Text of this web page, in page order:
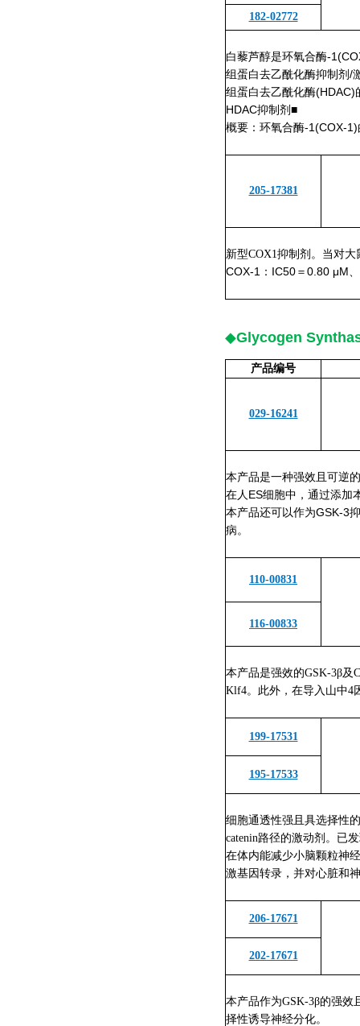
182-02772
白藜芦醇是环氧合酶-
组蛋白去乙酰化酶抑制剂/
组蛋白去乙酰化酶
HDAC抑制剂■
概要：环氧合酶-1(COX-
205-17381
新型COX1抑制剂。当对
COX-1：IC50＝0.80 μM
◆Glycogen
产品编号
029-16241
本产品是一种强效且可逆
在人ES细胞中，通过添加
本产品还可以作为GSK-3
病。
110-00831
116-00833
本产品是强效的GSK-3β及
Klf4。此外，在导入山中4
199-17531
195-17533
细胞通透性强且具选择性
catenin路径的激动剂。已
在体内能减少小脑颗粒神
激基因转录，并对心脏和
206-17671
202-17671
本产品作为GSK-3β的强效
择性诱导神经分化。